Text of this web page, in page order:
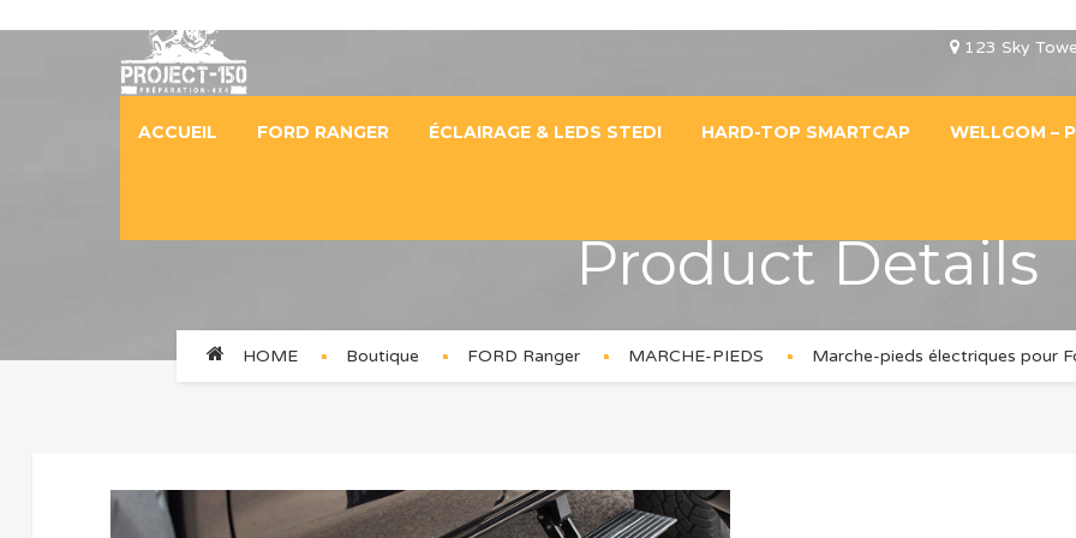
123 Sky
ACCUEIL FORD RANGER ÉCLAIRAGE & LEDS STEDI HARD-TOP SMARTCAP WELLGOM –
Product Details
HOME Boutique FORD Ranger MARCHE-PIEDS Marche-pieds électriques pour